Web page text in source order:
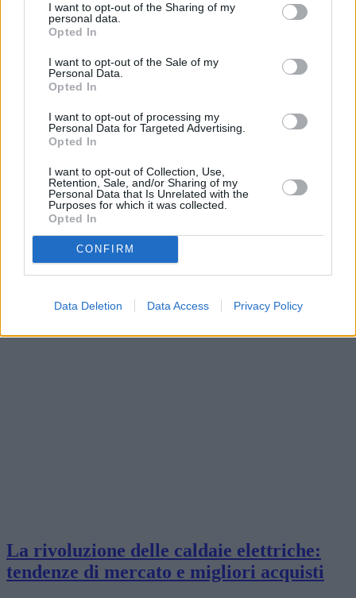
I want to opt-out of the Sharing of my
personal data.
Opted In
I want to opt-out of the Sale of my
Personal Data.
Opted In
I want to opt-out of processing my
Personal Data for Targeted Advertising.
Opted In
I want to opt-out of Collection, Use,
Retention, Sale, and/or Sharing of my
Personal Data that Is Unrelated with the
Purposes for which it was collected.
Opted In
CONFIRM
Data Deletion Data Access Privacy Policy
Caldaie a gas: innovazioni che migliorano
Le caldaie a gas continuano a essere un pilastro dei sistemi di
riscaldamento residenziali, con recenti innovazioni che ne
mercato, emergono nuovi modelli e tecnologie, offrendo ai
consumatori un'ampia gamma di scelta. Questo articolo
approfondisce le ultime tendenze, i modelli di punta e le offerte più
vantaggiose, offrendo spunti sulle preferenze regionali e sulle
opzioni con il miglior rapporto qualità-prezzo.
2025-04-28Redazione
Leggi di più
La rivoluzione delle caldaie elettriche:
tendenze di mercato e migliori acquisti